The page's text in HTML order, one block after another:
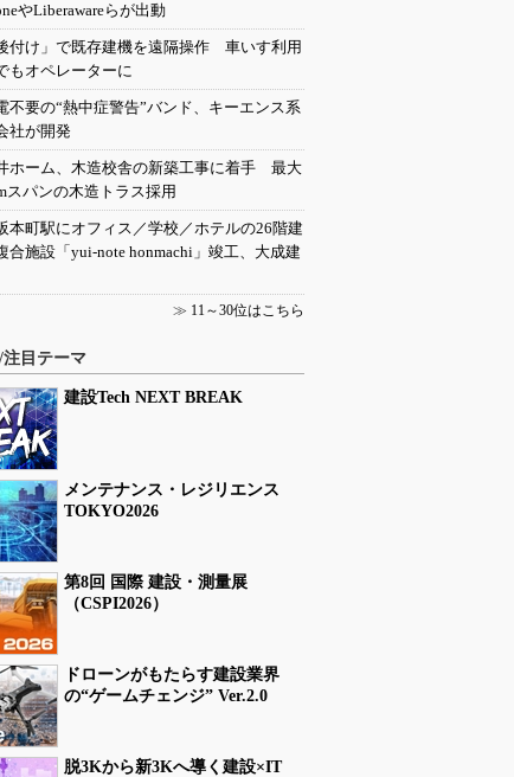
やLiberawareらが出動
付け」で既存建機を遠隔操作 車いす利用
もオペレーターに
不要の“熱中症警告”バンド、キーエンス系
社が開発
ホーム、木造校舎の新築工事に着手 最大
スパンの木造トラス採用
本町駅にオフィス／学校／ホテルの26階建
合施設「yui-note honmachi」竣工、大成建
≫ 11～30位はこちら
注目テーマ
建設Tech NEXT BREAK
メンテナンス・レジリエンス
TOKYO2026
第8回 国際 建設・測量展
（CSPI2026）
ドローンがもたらす建設業界
の“ゲームチェンジ” Ver.2.0
脱3Kから新3Kへ導く建設×IT